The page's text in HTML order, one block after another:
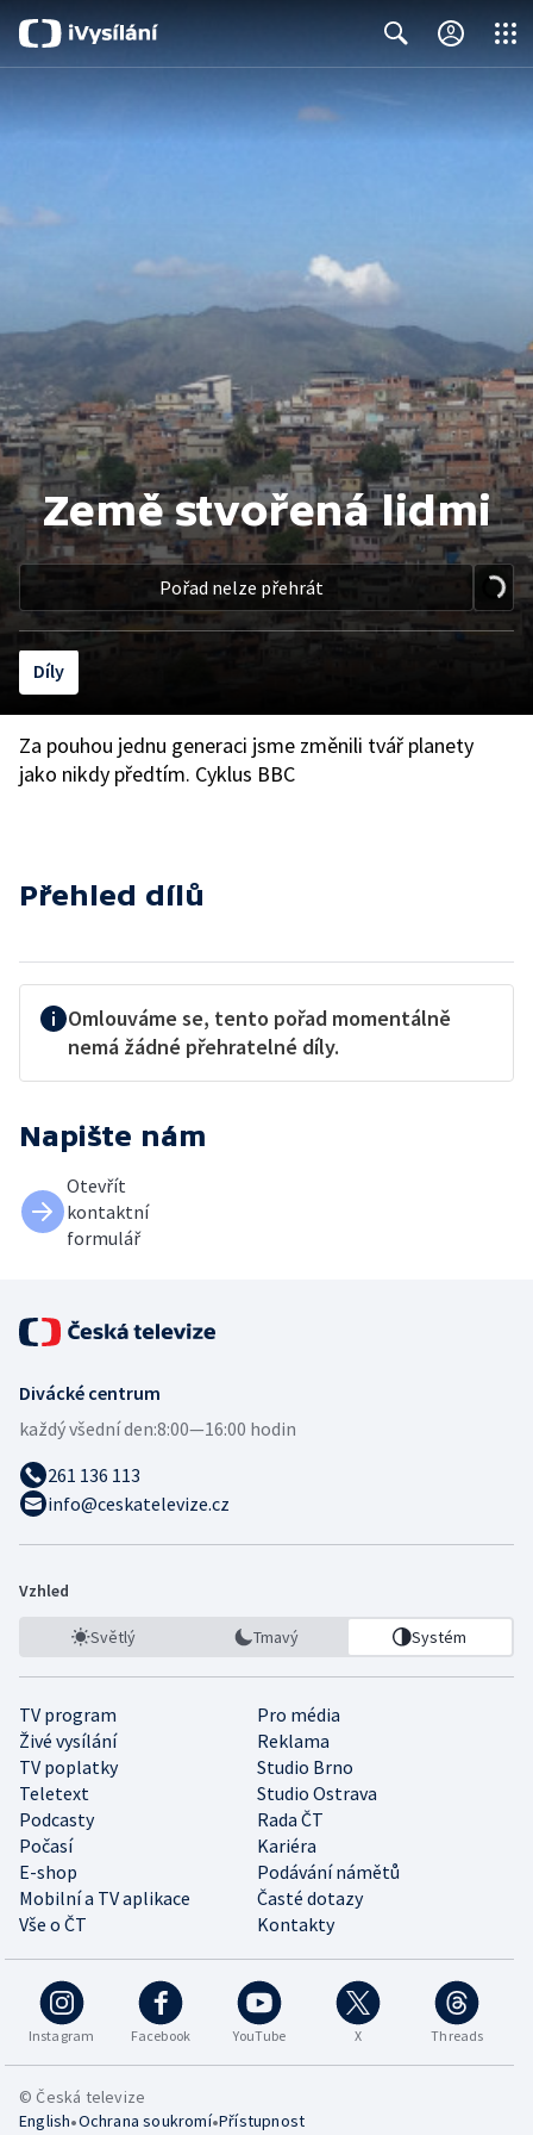
Země stvořená lidmi
Pořad nelze přehrát
Díly
Za pouhou jednu generaci jsme změnili tvář planety
jako nikdy předtím. Cyklus BBC
Přehled dílů
Omlouváme se, tento pořad momentálně
nemá žádné přehratelné díly.
Napište nám
Otevřít
kontaktní
formulář
Divácké centrum
každý všední den:8:00—16:00 hodin
261 136 113
info@ceskatelevize.cz
Vzhled
Světlý Tmavý Systém
TV program
Pro média
Živé vysílání
Reklama
TV poplatky
Studio Brno
Teletext
Studio Ostrava
Podcasty
Rada ČT
Počasí
Kariéra
E-shop
Podávání námětů
Mobilní a TV aplikace
Časté dotazy
Vše o ČT
Kontakty
Instagram Facebook YouTube X Threads
© Česká televize
English•Ochrana soukromí•Přístupnost